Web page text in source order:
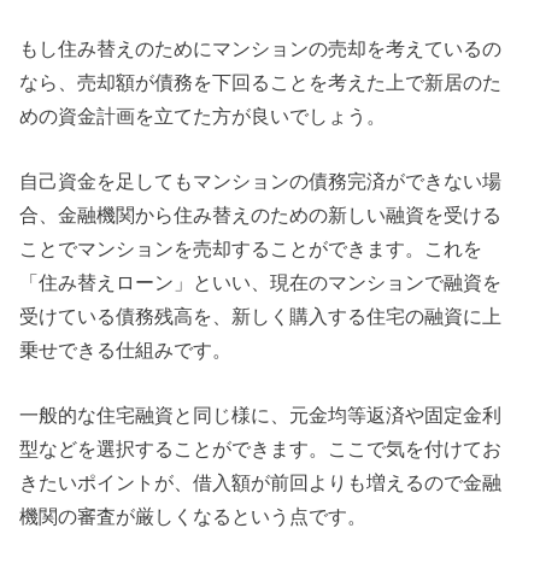
もし住み替えのためにマンションの売却を考えているの
なら、売却額が債務を下回ることを考えた上で新居のた
めの資金計画を立てた方が良いでしょう。
自己資金を足してもマンションの債務完済ができない場
合、金融機関から住み替えのための新しい融資を受ける
ことでマンションを売却することができます。これを
「住み替えローン」といい、現在のマンションで融資を
受けている債務残高を、新しく購入する住宅の融資に上
乗せできる仕組みです。
一般的な住宅融資と同じ様に、元金均等返済や固定金利
型などを選択することができます。ここで気を付けてお
きたいポイントが、借入額が前回よりも増えるので金融
機関の審査が厳しくなるという点です。